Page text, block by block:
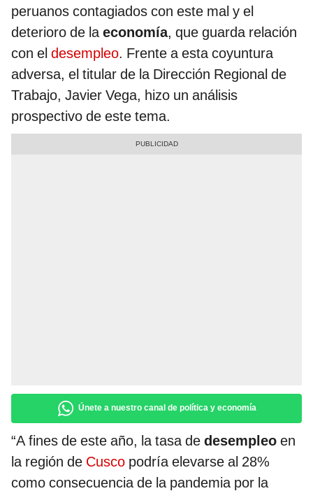
peruanos contagiados con este mal y el
deterioro de laeconomía, que guarda relación
con el desempleo. Frente a esta coyuntura
adversa, el titular de la Dirección Regional de
Trabajo, Javier Vega, hizo un análisis
prospectivo de este tema.
Únete a nuestro canal de política y economía
“A fines de este año, la tasa de desempleo en
la región de Cusco podría elevarse al 28%
como consecuencia de la pandemia por la